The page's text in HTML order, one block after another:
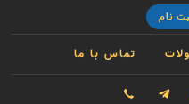
نام
تماس با ما
اینستاگرام تلگرام